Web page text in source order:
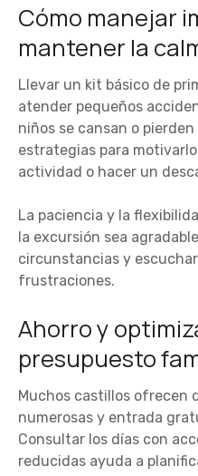
Cómo manejar
mantener la
Llevar un kit básico de
atender pequeños
niños se cansan o
estrategias para
actividad o hacer un
La paciencia y la
la excursión sea
circunstancias y
frustraciones.
Ahorro y
presupuesto
Muchos castillos ofrecen
numerosas y entrada
Consultar los días con
reducidas ayuda a